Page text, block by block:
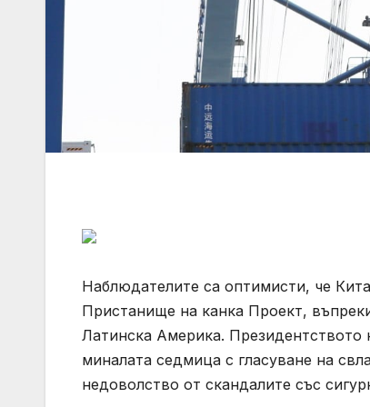
Наблюдателите са оптимисти, че
Пристанище на канка Проект,
Латинска Америка.
миналата седмица с гласуване на
недоволство от скандалите със